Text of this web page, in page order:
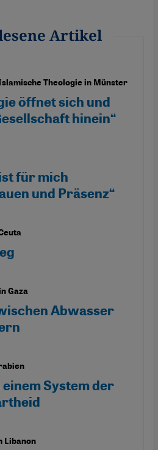
Artikel
Theologie in Münster
öffnet sich und
hinein“
für mich
und Präsenz“
Gaza
Abwasser
einem System der
Libanon